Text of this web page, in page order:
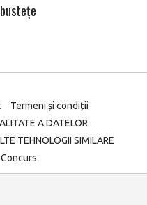
Termeni și condiții
A DATELOR
TEHNOLOGII SIMILARE
Concurs